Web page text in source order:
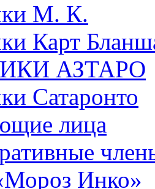
М. К.
Карт
АЗТАРО
Сатаронто
лица
Инко»